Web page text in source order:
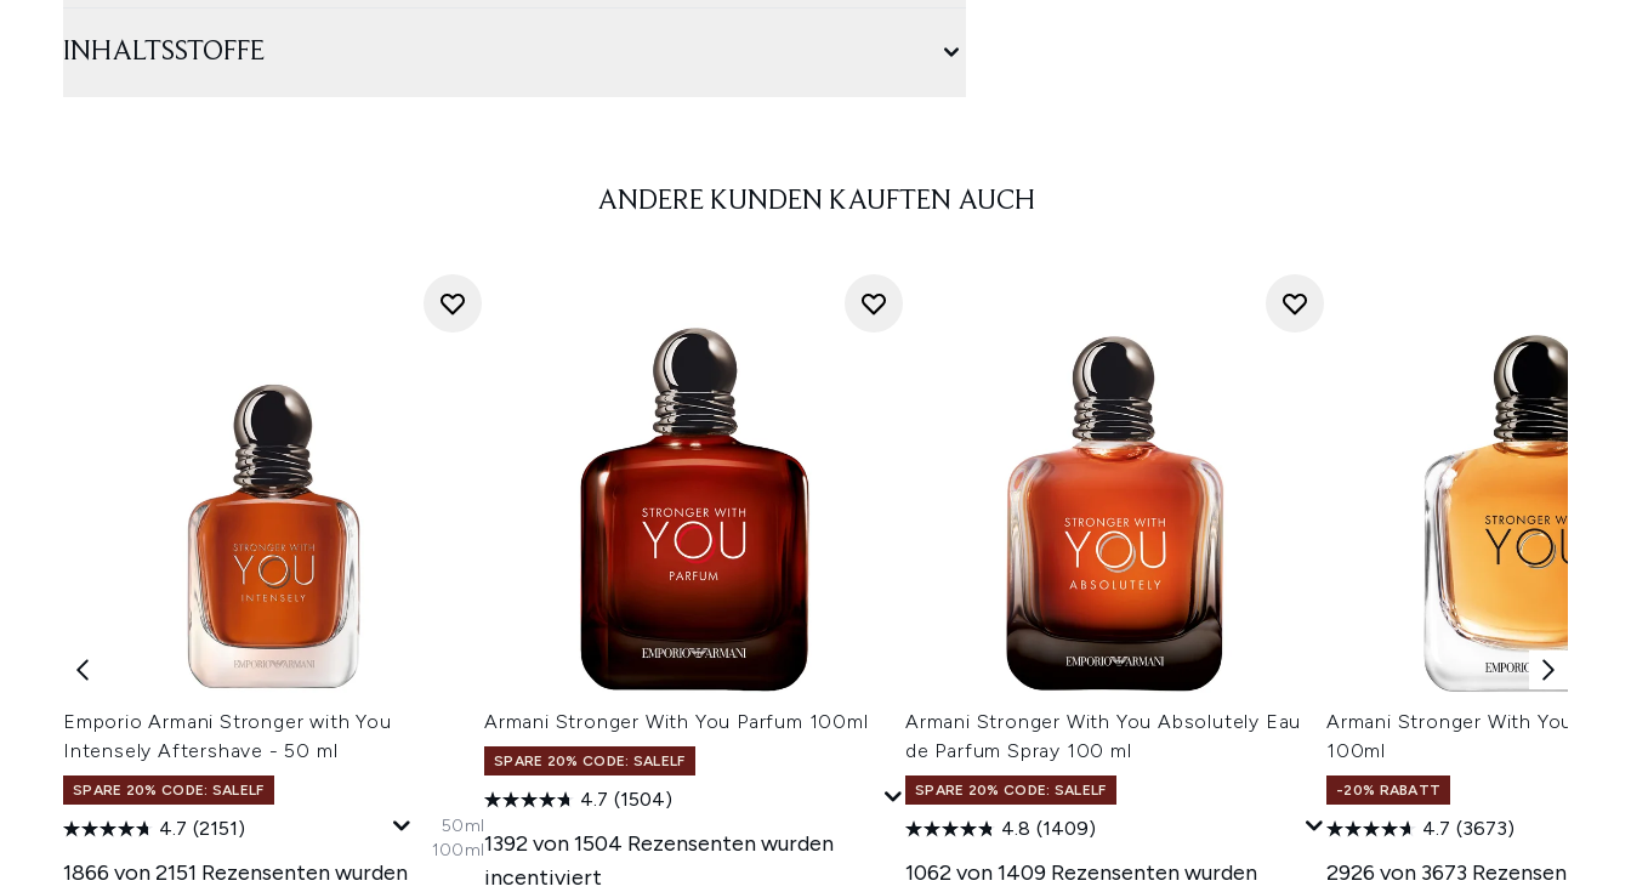
INHALTSSTOFFE
ANDERE KUNDEN KAUFTEN AUCH
Emporio Armani Stronger with You
Intensely Aftershave - 50 ml
SPARE 20% CODE: SALELF
4.7 (2151)
1866 von 2151 Rezensenten wurden
50ml
100ml
Armani Stronger With You Parfum 100ml
SPARE 20% CODE: SALELF
4.7 (1504)
1392 von 1504 Rezensenten wurden
incentiviert
Armani Stronger With You Absolutely Eau
de Parfum Spray 100 ml
SPARE 20% CODE: SALELF
4.8 (1409)
1062 von 1409 Rezensenten wurden
Armani Stronger With You Eau
100ml
-20% RABATT
4.7 (3673)
2926 von 3673 Rezensenten